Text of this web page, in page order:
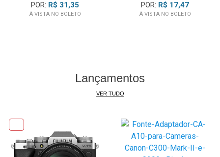
POR: R$ 31,35
À VISTA NO BOLETO
POR: R$ 17,47
À VISTA NO BOLETO
Lançamentos
VER TUDO